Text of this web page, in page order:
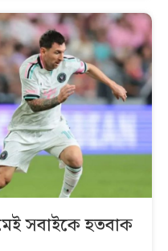
সবাইকে হতবাক